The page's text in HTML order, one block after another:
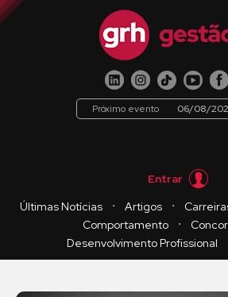
Próximo evento 06/08/
Entrar
Últimas Notícias
・ Artigos ・
Comportamento
・
Desenvolvimento Profissional